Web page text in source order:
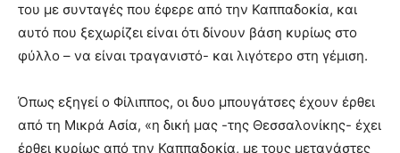
του με συνταγές που έφερε από την Καππαδοκία, και
αυτό που ξεχωρίζει είναι ότι δίνουν βάση κυρίως στο
φύλλο – να είναι τραγανιστό- και λιγότερο στη γέμιση.
Όπως εξηγεί ο Φίλιππος, οι δυο μπουγάτσες έχουν έρθει
από τη Μικρά Ασία, «η δική μας -της Θεσσαλονίκης- έχει
έρθει κυρίως από την Καππαδοκία, με τους μετανάστες